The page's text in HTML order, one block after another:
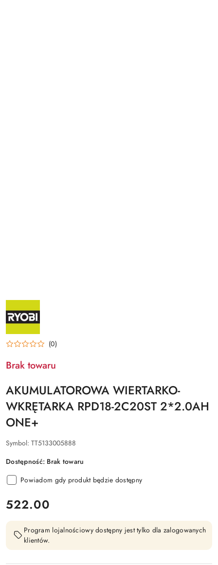
NAZWA
PRODUCENTA:
RYOBI
(0)
Brak towaru
AKUMULATOROWA WIERTARKO-
WKRĘTARKA RPD18-2C20ST 2*2.0AH
ONE+
Symbol: TT5133005888
Dostępność: Brak towaru
Powiadom gdy produkt będzie dostępny
cena:
522.00
Program lojalnościowy dostępny jest tylko dla zalogowanych
klientów.